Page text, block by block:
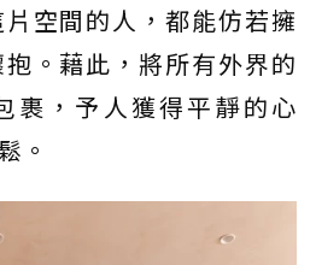
空間的人，都能仿若擁
。藉此，將所有外界的
裹，予人獲得平靜的心
。